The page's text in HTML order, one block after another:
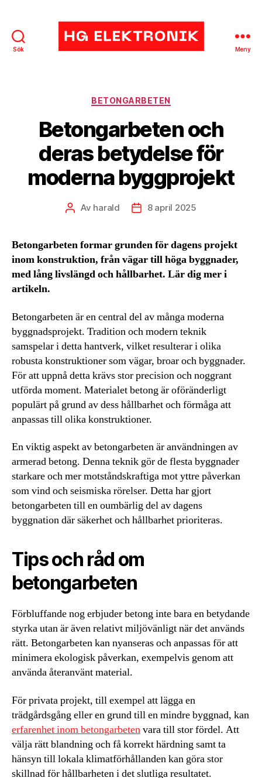
Sök Meny
Kategorier
BETONGARBETEN
Betongarbeten och
deras betydelse för
moderna byggprojekt
Inläggsförfattare
Av harald Inläggsdatum
8 april 2025
Betongarbeten formar grunden för dagens projekt
inom konstruktion, från vägar till höga byggnader,
med lång livslängd och hållbarhet. Lär dig mer i
artikeln.
Betongarbeten är en central del av många moderna
byggnadsprojekt. Tradition och modern teknik
samspelar i detta hantverk, vilket resulterar i olika
robusta konstruktioner som vägar, broar och byggnader.
För att uppnå detta krävs stor precision och noggrant
utförda moment. Materialet betong är oföränderligt
populärt på grund av dess hållbarhet och förmåga att
anpassas till olika konstruktioner.
En viktig aspekt av betongarbeten är användningen av
armerad betong. Denna teknik gör de flesta byggnader
starkare och mer motståndskraftiga mot yttre påverkan
som vind och seismiska rörelser. Detta har gjort
betongarbeten till en oumbärlig del av dagens
byggnation där säkerhet och hållbarhet prioriteras.
Tips och råd om
betongarbeten
Förbluffande nog erbjuder betong inte bara en betydande
styrka utan är även relativt miljövänligt när det används
rätt. Betongarbeten kan nyanseras och anpassas för att
minimera ekologisk påverkan, exempelvis genom att
använda återanvänt material.
För privata projekt, till exempel att lägga en
trädgårdsgång eller en grund till en mindre byggnad, kan
erfarenhet inom betongarbetenvara till stor fördel. Att
välja rätt blandning och få korrekt härdning samt ta
hänsyn till lokala klimatförhållanden kan göra stor
skillnad för hållbarheten i det slutliga resultatet.